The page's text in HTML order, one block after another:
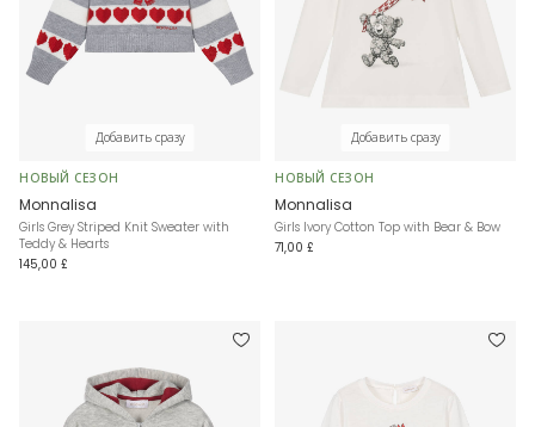
Добавить сразу
НОВЫЙ СЕЗОН
Monnalisa
Girls Grey Striped Knit Sweater with
Teddy & Hearts
145,00 £
Добавить сразу
НОВЫЙ СЕЗОН
Monnalisa
Girls Ivory Cotton Top with Bear & Bow
71,00 £